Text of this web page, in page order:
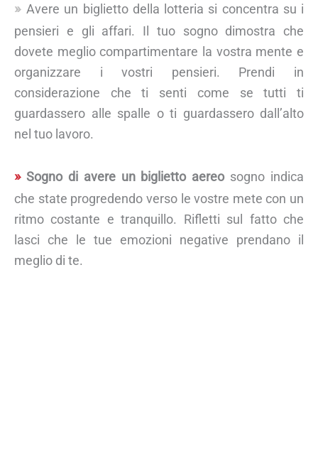
Avere un biglietto della lotteria si concentra su i
pensieri e gli affari. Il tuo sogno dimostra che
dovete meglio compartimentare la vostra mente e
organizzare i vostri pensieri. Prendi in
considerazione che ti senti come se tutti ti
guardassero alle spalle o ti guardassero dall’alto
nel tuo lavoro.
Sogno di avere un biglietto aereosogno indica
che state progredendo verso le vostre mete con un
ritmo costante e tranquillo. Rifletti sul fatto che
lasci che le tue emozioni negative prendano il
meglio di te.